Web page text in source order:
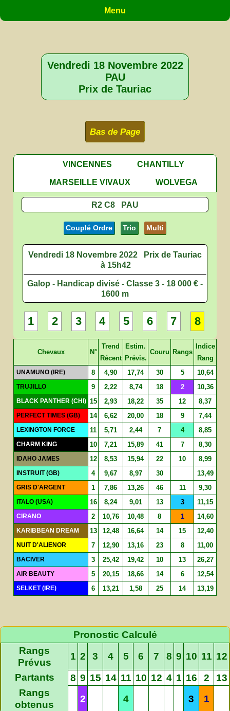
Menu
Vendredi 18 Novembre 2022
PAU
Prix de Tauriac
Bas de Page
VINCENNES
CHANTILLY
MARSEILLE VIVAUX
WOLVEGA
R2 C8 PAU
Couplé Ordre Trio Multi
Vendredi 18 Novembre 2022
Prix de Tauriac
à 15h42
Galop - Handicap divisé - Classe 3 - 18 000 € -
1600 m
1 2 3 4 5 6 7 8
Chevaux N°
Trend
Récent
Estim.
Prévis.
Couru Rangs
Indice
Rang
UNAMUNO (IRE) 8 4,90 17,74 30 5 10,64
TRUJILLO 9 2,22 8,74 18 2 10,36
BLACK PANTHER (CHI) 15 2,93 18,22 35 12 8,37
PERFECT TIMES (GB) 14 6,62 20,00 18 9 7,44
LEXINGTON FORCE 11 5,71 2,44 7 4 8,85
CHARM KING 10 7,21 15,89 41 7 8,30
IDAHO JAMES 12 8,53 15,94 22 10 8,99
INSTRUIT (GB) 4 9,67 8,97 30 13,49
GRIS D'ARGENT 1 7,86 13,26 46 11 9,30
ITALO (USA) 16 8,24 9,01 13 3 11,15
CIRANO 2 10,76 10,48 8 1 14,60
KARIBBEAN DREAM 13 12,48 16,64 14 15 12,40
NUIT D'ALIENOR 7 12,90 13,16 23 8 11,00
BACIVER 3 25,42 19,42 10 13 26,27
AIR BEAUTY 5 20,15 18,66 14 6 12,54
SELKET (IRE) 6 13,21 1,58 25 14 13,19
Pronostic Calculé
Rangs
Prévus
1 2 3 4 5 6 7 8 9 10 11 12
Partants
8 9 15 14 11 10 12 4 1 16 2
13
Rangs
obtenus
2 4 3 1